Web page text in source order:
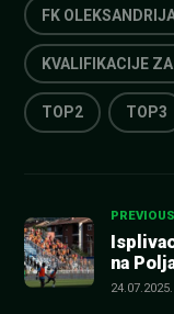
FK
KVALIFIKACIJE
TOP2 TOP3
članka
PREVIOUS
na
24.07.2025.